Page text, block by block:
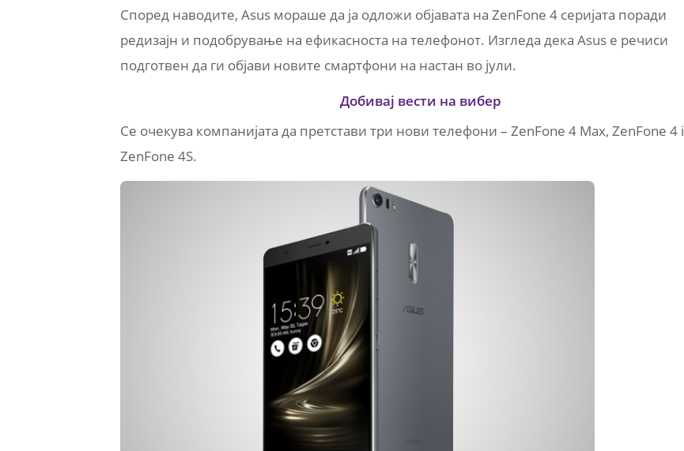
Според наводите, Asus мораше да ја одложи објавата на ZenFone 4 серијата поради
редизајн и подобрување на ефикасноста на телефонот. Изгледа дека Asus e речиси
подготвен да ги објави новите смартфони на настан во јули.
Добивај вести на вибер
Се очекува компанијата да претстави три нови телефони – ZenFone 4 Max, ZenFone 4 i
ZenFone 4S.